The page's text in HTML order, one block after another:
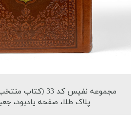
مجموعه نفیس کد 33
پلاک طلا، صفحه یادبود،